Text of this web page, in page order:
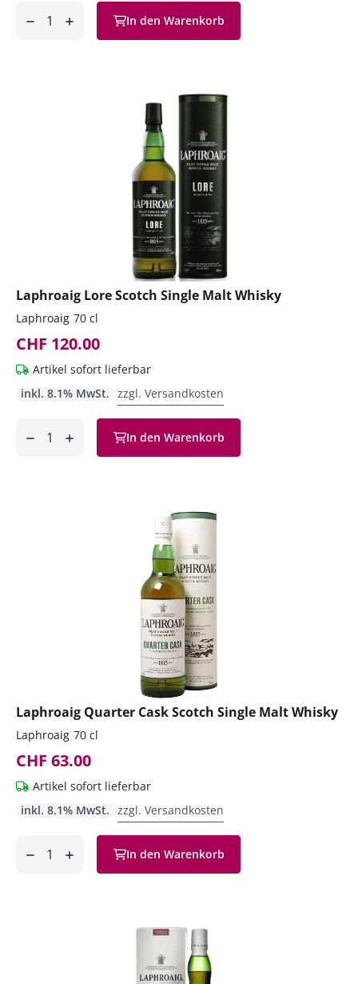
In den Warenkorb
Laphroaig Lore Scotch Single Malt Whisky
Laphroaig 70 cl
CHF 120.00
Artikel sofort lieferbar
inkl. 8.1% MwSt. zzgl. Versandkosten
In den Warenkorb
Laphroaig Quarter Cask Scotch Single Malt Whisky
Laphroaig 70 cl
CHF 63.00
Artikel sofort lieferbar
inkl. 8.1% MwSt. zzgl. Versandkosten
In den Warenkorb